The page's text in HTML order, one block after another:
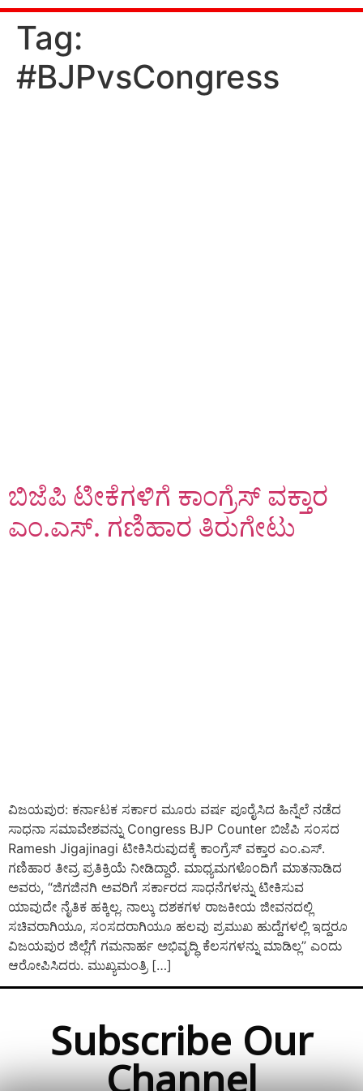
Tag:
#BJPvsCongress
ಬಿಜೆಪಿ ಟೀಕೆಗಳಿಗೆ ಕಾಂಗ್ರೆಸ್ ವಕ್ತಾರ
ಎಂ.ಎಸ್. ಗಣಿಹಾರ ತಿರುಗೇಟು
ವಿಜಯಪುರ: ಕರ್ನಾಟಕ ಸರ್ಕಾರ ಮೂರು ವರ್ಷ ಪೂರೈಸಿದ ಹಿನ್ನೆಲೆ ನಡೆದ
ಸಾಧನಾ ಸಮಾವೇಶವನ್ನು Congress BJP Counter ಬಿಜೆಪಿ ಸಂಸದ
Ramesh Jigajinagi ಟೀಕಿಸಿರುವುದಕ್ಕೆ ಕಾಂಗ್ರೆಸ್ ವಕ್ತಾರ ಎಂ.ಎಸ್.
ಗಣಿಹಾರ ತೀವ್ರ ಪ್ರತಿಕ್ರಿಯೆ ನೀಡಿದ್ದಾರೆ. ಮಾಧ್ಯಮಗಳೊಂದಿಗೆ ಮಾತನಾಡಿದ
ಅವರು, “ಜಿಗಜಿನಗಿ ಅವರಿಗೆ ಸರ್ಕಾರದ ಸಾಧನೆಗಳನ್ನು ಟೀಕಿಸುವ
ಯಾವುದೇ ನೈತಿಕ ಹಕ್ಕಿಲ್ಲ. ನಾಲ್ಕು ದಶಕಗಳ ರಾಜಕೀಯ ಜೀವನದಲ್ಲಿ
ಸಚಿವರಾಗಿಯೂ, ಸಂಸದರಾಗಿಯೂ ಹಲವು ಪ್ರಮುಖ ಹುದ್ದೆಗಳಲ್ಲಿ ಇದ್ದರೂ
ವಿಜಯಪುರ ಜಿಲ್ಲೆಗೆ ಗಮನಾರ್ಹ ಅಭಿವೃದ್ಧಿ ಕೆಲಸಗಳನ್ನು ಮಾಡಿಲ್ಲ” ಎಂದು
ಆರೋಪಿಸಿದರು. ಮುಖ್ಯಮಂತ್ರಿ […]
Subscribe Our